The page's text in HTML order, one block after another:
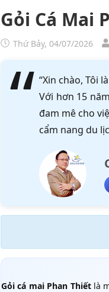
Gỏi Cá Mai
Thứ Bảy, 04/07/2026
“Xin chào, Tôi
Với hơn 15
đam mê cho
cẩm nang du
Gỏi cá mai Phan Thiếtlà